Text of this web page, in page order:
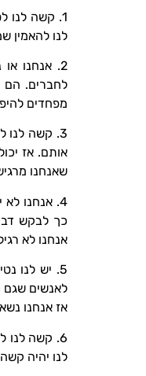
1. קשה לנו
לנו להאמין
2. אנחנו
לחברים. הם
מפחדים
3. קשה לנו
אותם. אז
שאנחנו
4. אנחנו
כך לבקש
אנחנו לא
5. יש לנו
לאנשים שגם
אז אנחנו
6. קשה לנו
לנו יהיה